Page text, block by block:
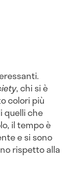
, chi si è
colori più
quelli che
il tempo è
e si sono
rispetto alla